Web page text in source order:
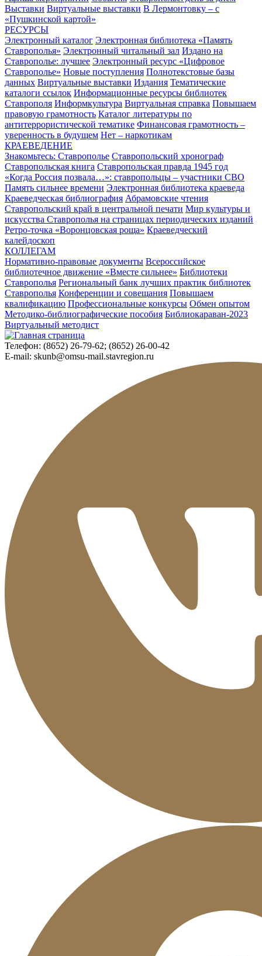
Выставки Виртуальные выставки В Лермонтовку – с
«Пушкинской картой»
РЕСУРСЫ
Электронный каталог Электронная библиотека «Память
Ставрополья» Электронный читальный зал Издано на
Ставрополье: лучшее Электронный ресурс «Цифровое
Ставрополье» Новые поступления Полнотекстовые базы
данных Виртуальные выставки Издания Тематические
каталоги ссылок Информационные ресурсы библиотек
Ставрополя Информкультура Виртуальная справка Повышаем
правовую грамотность Каталог литературы по
антитеррористической тематике Финансовая грамотность –
уверенность в будущем Нет – наркотикам
КРАЕВЕДЕНИЕ
Знакомьтесь: Ставрополье Ставропольский хронограф
Ставропольская книга Ставропольская правда 1945 год
«Когда Россия позвала…»: ставропольцы – участники СВО
Память сильнее времени Электронная библиотека краеведа
Краеведческая библиография Абрамовские чтения
Ставропольский край в центральной печати Мир культуры и
искусства Ставрополья на страницах периодических изданий
Ретро-точка «Воронцовская роща» Краеведческий
калейдоскоп
КОЛЛЕГАМ
Нормативно-правовые документы Всероссийское
библиотечное движение «Вместе сильнее» Библиотеки
Ставрополья Региональный банк лучших практик библиотек
Ставрополья Конференции и совещания Повышаем
квалификацию Профессиональные конкурсы Обмен опытом
Методико-библиографические пособия Библиокараван-2023
Виртуальный методист
Телефон: (8652) 26-79-62; (8652) 26-00-42
E-mail: skunb@omsu-mail.stavregion.ru